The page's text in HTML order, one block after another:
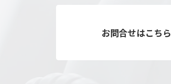
お問合せはこちら